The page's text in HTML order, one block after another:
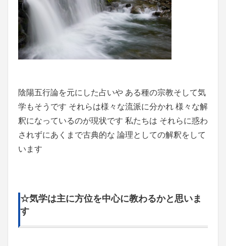
陰陽五行論を元にした占いや ある種の宗教そして気
学 もそうです それらは様々な流派に分かれ 様々な解
釈になっているのが現状です 私たちは それらに惑わ
されずにあくまで古典的な 論理としての解釈をして
います
☆気学は主に方位を中心に教わるかと思いま
す